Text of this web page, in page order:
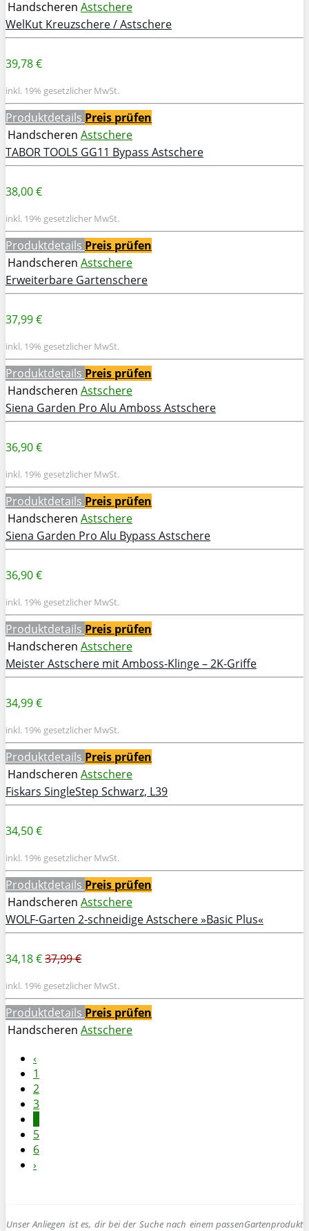
Handscheren Astschere
WelKut Kreuzschere / Astschere
39,78 €
inkl. 19% gesetzlicher MwSt.
Produktdetails Preis prüfen
Handscheren Astschere
TABOR TOOLS GG11 Bypass Astschere
38,00 €
inkl. 19% gesetzlicher MwSt.
Produktdetails Preis prüfen
Handscheren Astschere
Erweiterbare Gartenschere
37,99 €
inkl. 19% gesetzlicher MwSt.
Produktdetails Preis prüfen
Handscheren Astschere
Siena Garden Pro Alu Amboss Astschere
36,90 €
inkl. 19% gesetzlicher MwSt.
Produktdetails Preis prüfen
Handscheren Astschere
Siena Garden Pro Alu Bypass Astschere
36,90 €
inkl. 19% gesetzlicher MwSt.
Produktdetails Preis prüfen
Handscheren Astschere
Meister Astschere mit Amboss-Klinge – 2K-Griffe
34,99 €
inkl. 19% gesetzlicher MwSt.
Produktdetails Preis prüfen
Handscheren Astschere
Fiskars SingleStep Schwarz, L39
34,50 €
inkl. 19% gesetzlicher MwSt.
Produktdetails Preis prüfen
Handscheren Astschere
WOLF-Garten 2-schneidige Astschere »Basic Plus«
34,18 €37,99 €
inkl. 19% gesetzlicher MwSt.
Produktdetails Preis prüfen
Handscheren Astschere
‹
1
2
3
5
6
›
Unser Anliegen ist es, dir bei der Suche nach einem passenGartenprodukt